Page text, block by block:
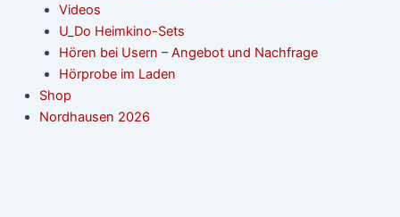
Videos
U_Do Heimkino-Sets
Hören bei Usern – Angebot und Nachfrage
Hörprobe im Laden
Shop
Nordhausen 2026